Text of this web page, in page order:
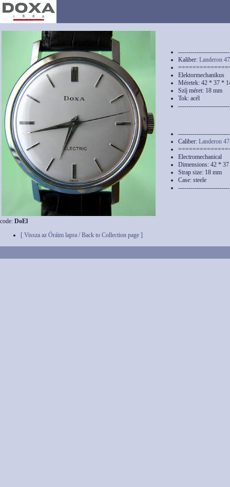
Kaliber: Landeron
Elektormechanikus
Méretek: 42 * 37 *
Szíj méret: 18 mm
Tok: acél
Caliber: Landeron
Electromechanical
Dimensions: 42 *
Strap size: 18 mm
Case: steele
code: DoEl
[ Vissza az Óráim lapra / Back to Collection page ]